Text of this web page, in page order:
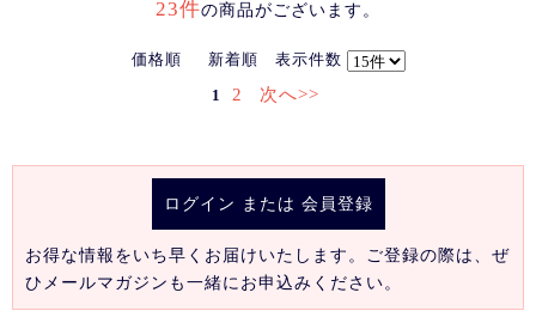
23件の商品がございます。
価格順 新着順 表示件数
1 2 次へ>>
ログイン または 会員登録
お得な情報をいち早くお届けいたします。ご登録の際は、ぜ
ひメールマガジンも一緒にお申込みください。